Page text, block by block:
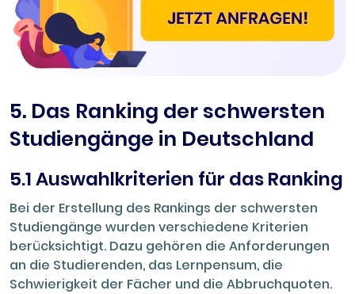
5. Das Ranking der schwersten
Studiengänge in Deutschland
5.1 Auswahlkriterien für das Ranking
Bei der Erstellung des Rankings der schwersten
Studiengänge wurden verschiedene Kriterien
berücksichtigt. Dazu gehören die Anforderungen
an die Studierenden, das Lernpensum, die
Schwierigkeit der Fächer und die Abbruchquoten.